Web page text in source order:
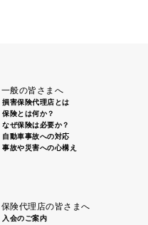
一般の皆さまへ
損害保険代理店とは
保険とは何か？
なぜ保険は必要か？
自動車事故への対応
事故や災害への心構え
保険代理店の皆さまへ
入会のご案内